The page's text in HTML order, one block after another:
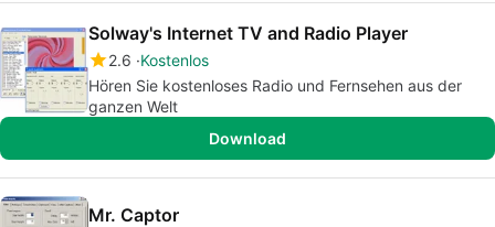
Solway's Internet TV and Radio Player
2.6 Kostenlos
Hören Sie kostenloses Radio und Fernsehen aus der
ganzen Welt
Download
Mr. Captor